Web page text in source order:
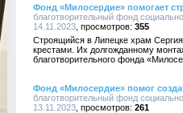
Фонд «Милосердие» помогает
благотворительный фонд
14.11.2023
355
Строящийся в Липецке храм
крестами. Их долгожданному
благотворительного фонда
Фонд «Милосердие» помог
благотворительный фонд
13.11.2023
261